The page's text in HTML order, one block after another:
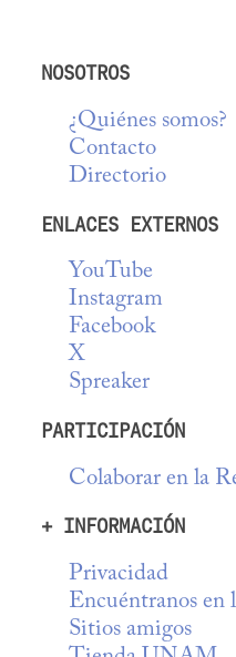
NOSOTROS
¿Quiénes somos?
Contacto
Directorio
ENLACES EXTERNOS
YouTube
Instagram
Facebook
X
Spreaker
PARTICIPACIÓN
Colaborar en la
+ INFORMACIÓN
Privacidad
Encuéntranos en
Sitios amigos